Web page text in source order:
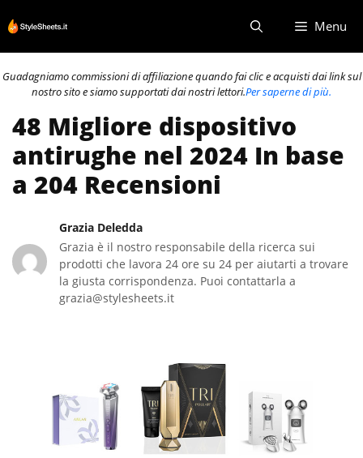
al
contenuto
Menu
Guadagniamo commissioni di affiliazione quando fai clic e acquisti dai link sul
nostro sito e siamo supportati dai nostri lettori.Per saperne di più.
48 Migliore dispositivo
antirughe nel 2024 In base
a 204 Recensioni
Grazia Deledda
Grazia è il nostro responsabile della ricerca sui
prodotti che lavora 24 ore su 24 per aiutarti a trovare
la giusta corrispondenza. Puoi contattarla a
grazia@stylesheets.it